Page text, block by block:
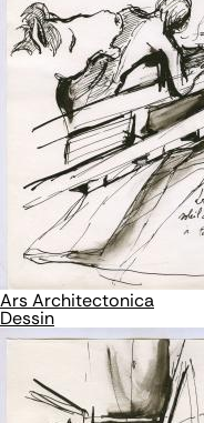
Ars Architectonica
Dessin